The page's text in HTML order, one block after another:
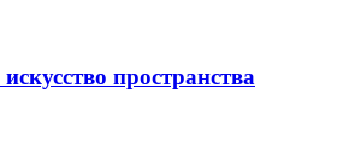
пространства